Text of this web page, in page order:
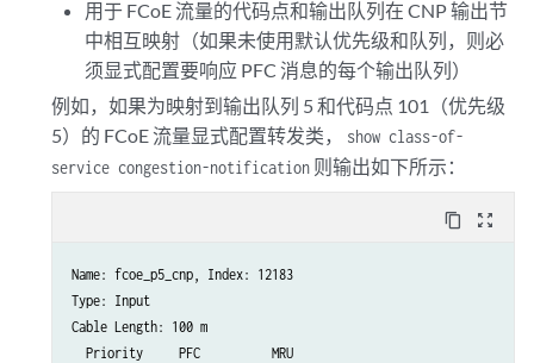
用于 FCoE 流量的代码点和输出队列在 CNP 输出节
中相互映射（如果未使用默认优先级和队列，则必
须显式配置要响应 PFC 消息的每个输出队列）
例如，如果为映射到输出队列 5 和代码点 101（优先级
5）的 FCoE 流量显式配置转发类， show class-of-
service congestion-notification 则输出如下所示：
content_copy zoom_out_map
Name: fcoe_p5_cnp, Index: 12183
Type: Input
Cable Length: 100 m
  Priority     PFC          MRU